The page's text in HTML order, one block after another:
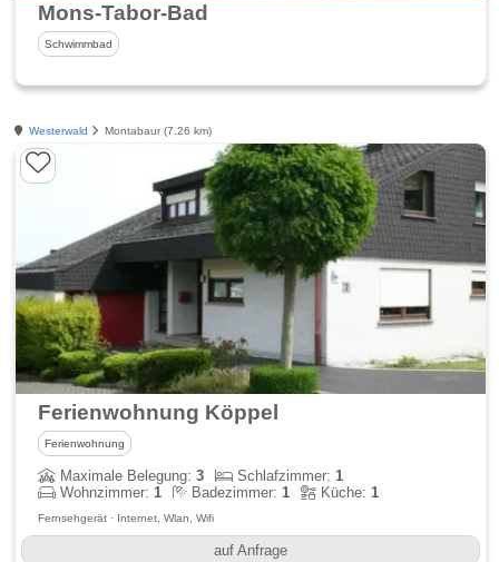
Mons-Tabor-Bad
Schwimmbad
Westerwald Montabaur (7.26 km)
Ferienwohnung Köppel
Ferienwohnung
Maximale Belegung:3 Schlafzimmer:1
Wohnzimmer:1 Badezimmer:1 Küche:1
Fernsehgerät · Internet, Wlan, Wifi
auf Anfrage